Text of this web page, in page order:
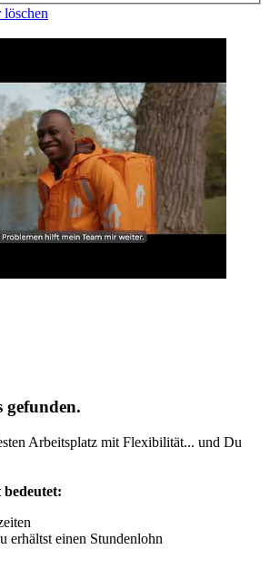
löschen
gefunden.
Arbeitsplatz mit Flexibilität... und Du
erhältst einen Stundenlohn